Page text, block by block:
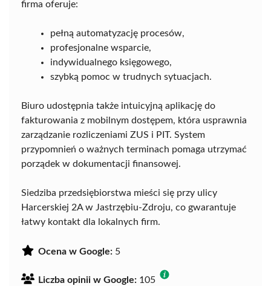
firma oferuje:
pełną automatyzację procesów,
profesjonalne wsparcie,
indywidualnego księgowego,
szybką pomoc w trudnych sytuacjach.
Biuro udostępnia także intuicyjną aplikację do
fakturowania z mobilnym dostępem, która usprawnia
zarządzanie rozliczeniami ZUS i PIT. System
przypomnień o ważnych terminach pomaga utrzymać
porządek w dokumentacji finansowej.
Siedziba przedsiębiorstwa mieści się przy ulicy
Harcerskiej 2A w Jastrzębiu-Zdroju, co gwarantuje
łatwy kontakt dla lokalnych firm.
Ocena w Google: 5
Liczba opinii w Google: 105